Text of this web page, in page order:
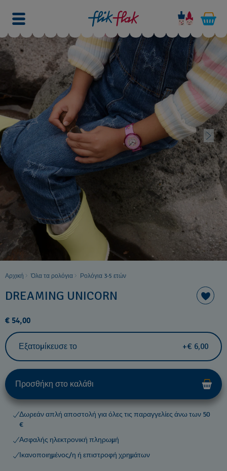
Αρχική Όλα τα ρολόγια Ρολόγια 3-5 ετών ​
DREAMING UNICORN
€ 54,00
Εξατομίκευσε το +€ 6,00
Προσθήκη στο καλάθι
Δωρεάν απλή αποστολή για όλες τις παραγγελίες άνω των 50
€
Ασφαλής ηλεκτρονική πληρωμή
Ικανοποιημένος/η ή επιστροφή χρημάτων